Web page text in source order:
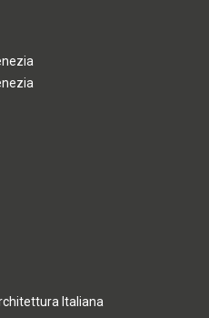
Italiana